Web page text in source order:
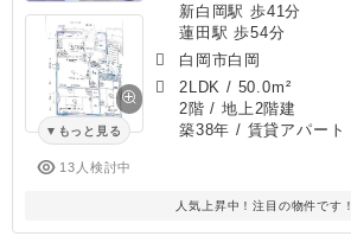
もっと見る
13人検討中
新白岡駅 歩41分
蓮田駅 歩54分
白岡市白岡
2LDK / 50.0m²
2階 / 地上2階建
築38年 / 賃貸アパート
人気上昇中！注目の物件です！